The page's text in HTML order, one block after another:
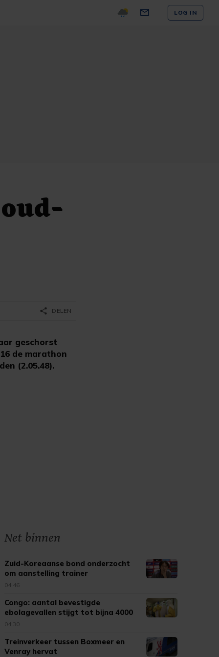
LOG IN
geschorst
de marathon
(2.05.48).
share DELEN
Net binnen
Zuid-Koreaanse bond onderzocht
om aanstelling trainer
04:46
Congo: aantal bevestigde
ebolagevallen stijgt tot bijna 4000
04:30
Treinverkeer tussen Boxmeer en
Venray hervat